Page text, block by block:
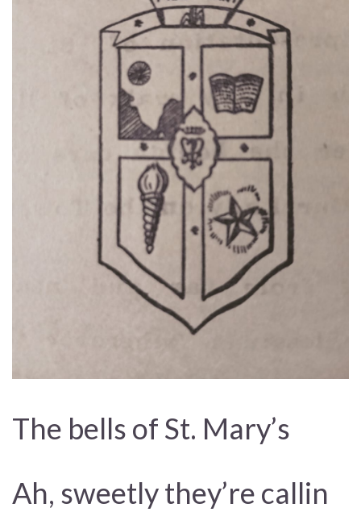
The bells of St. Mary’s
Ah, sweetly they’re callin